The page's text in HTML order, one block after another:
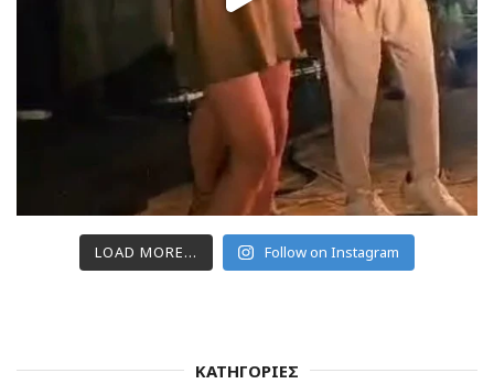
LOAD MORE... Follow on Instagram
ΚΑΤΗΓΟΡΙΕΣ